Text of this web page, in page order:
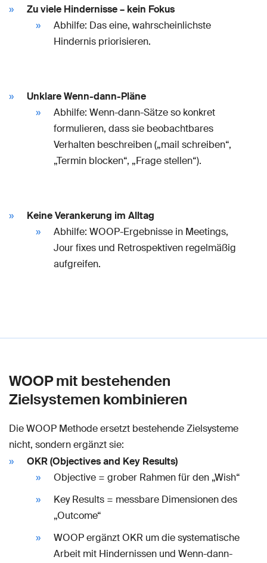
Zu viele Hindernisse – kein Fokus
Abhilfe: Das eine, wahrscheinlichste
Hindernis priorisieren.
Unklare Wenn-dann-Pläne
Abhilfe: Wenn-dann-Sätze so konkret
formulieren, dass sie beobachtbares
Verhalten beschreiben („mail schreiben“,
„Termin blocken“, „Frage stellen“).
Keine Verankerung im Alltag
Abhilfe: WOOP-Ergebnisse in Meetings,
Jour fixes und Retrospektiven regelmäßig
aufgreifen.
WOOP mit bestehenden
Zielsystemen kombinieren
Die WOOP Methode ersetzt bestehende Zielsysteme
nicht, sondern ergänzt sie:
OKR (Objectives and Key Results)
Objective = grober Rahmen für den „Wish“
Key Results = messbare Dimensionen des
„Outcome“
WOOP ergänzt OKR um die systematische
Arbeit mit Hindernissen und Wenn-dann-